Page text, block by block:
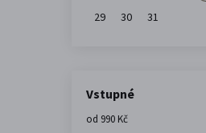
29
30 31
Vstupné
od 990 Kč